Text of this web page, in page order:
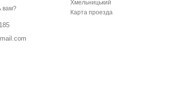
вам?
Хмельницький
Карта проезда